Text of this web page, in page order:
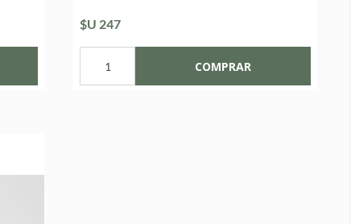
$U 247